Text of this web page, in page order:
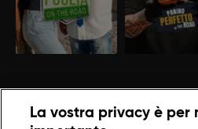
La vostra privacy è per